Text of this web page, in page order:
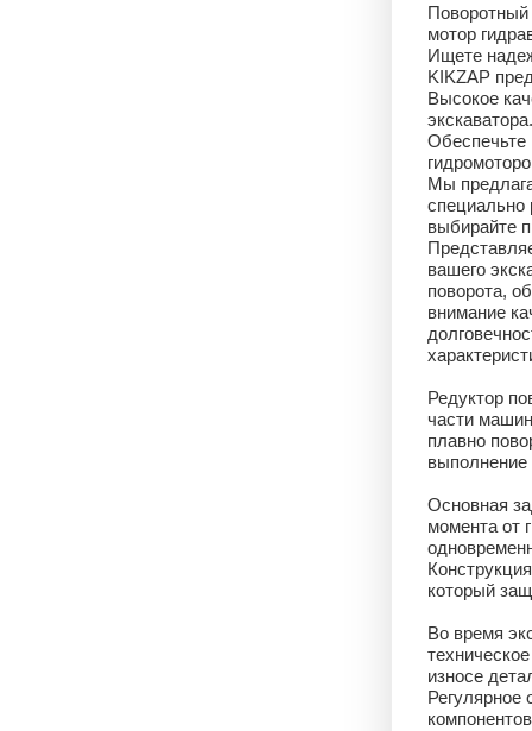
мотор
Ищете
KIKZAP
Высокое
экскаватора.
Обеспечьте
Мы
специально
выбирайте
вашего
поворота,
внимание
Редуктор
части
плавно
Основная
момента от
который
Во время
износе
Регулярное